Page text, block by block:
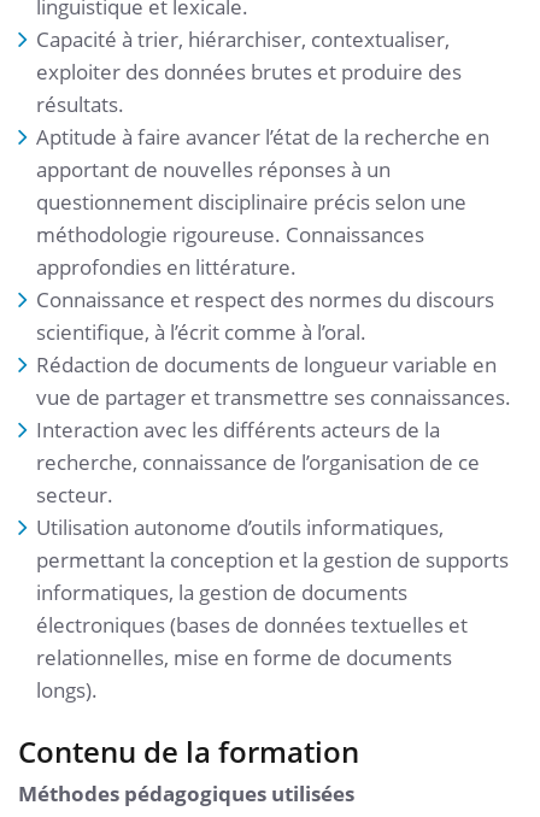
linguistique et lexicale.
Capacité à trier, hiérarchiser, contextualiser,
exploiter des données brutes et produire des
résultats.
Aptitude à faire avancer l’état de la recherche en
apportant de nouvelles réponses à un
questionnement disciplinaire précis selon une
méthodologie rigoureuse. Connaissances
approfondies en littérature.
Connaissance et respect des normes du discours
scientifique, à l’écrit comme à l’oral.
Rédaction de documents de longueur variable en
vue de partager et transmettre ses connaissances.
Interaction avec les différents acteurs de la
recherche, connaissance de l’organisation de ce
secteur.
Utilisation autonome d’outils informatiques,
permettant la conception et la gestion de supports
informatiques, la gestion de documents
électroniques (bases de données textuelles et
relationnelles, mise en forme de documents
longs).
Contenu de la formation
Méthodes pédagogiques utilisées